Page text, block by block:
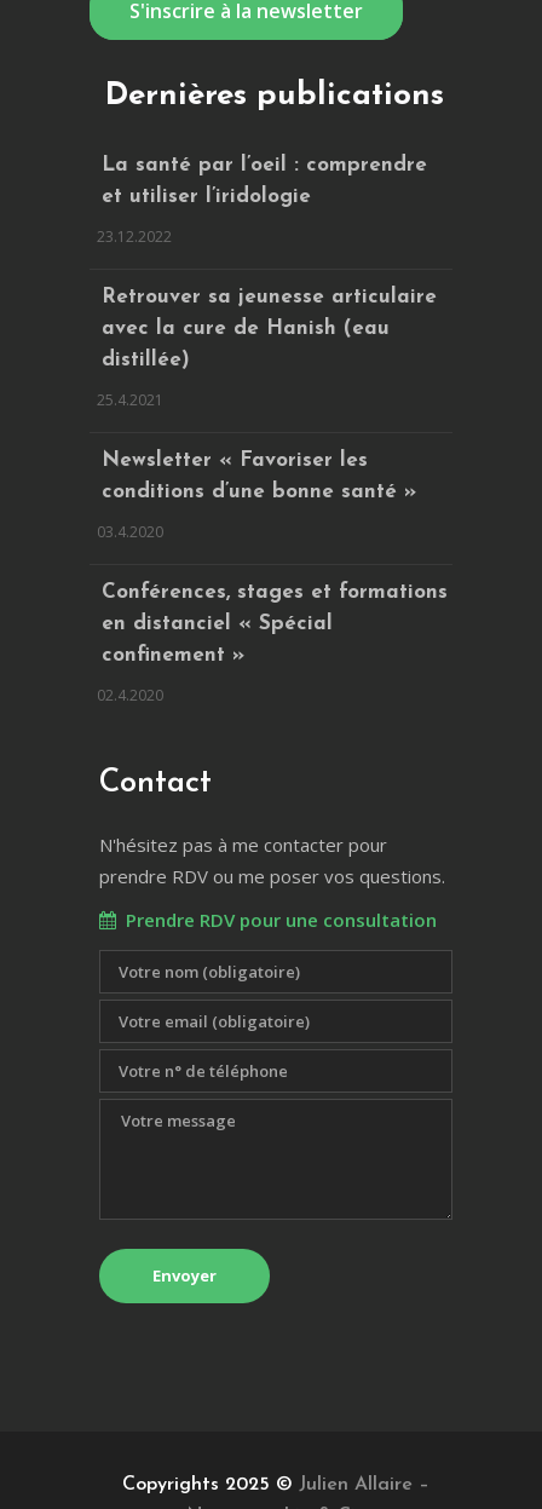
S'inscrire à la newsletter
Dernières publications
La santé par l’oeil : comprendre
et utiliser l’iridologie
23.12.2022
Retrouver sa jeunesse articulaire
avec la cure de Hanish (eau
distillée)
25.4.2021
Newsletter « Favoriser les
conditions d’une bonne santé »
03.4.2020
Conférences, stages et formations
en distanciel « Spécial
confinement »
02.4.2020
Contact
N'hésitez pas à me contacter pour
prendre RDV ou me poser vos questions.
Prendre RDV pour une consultation
Copyrights 2025 © Julien Allaire –